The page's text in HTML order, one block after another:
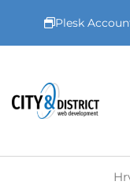
Plesk